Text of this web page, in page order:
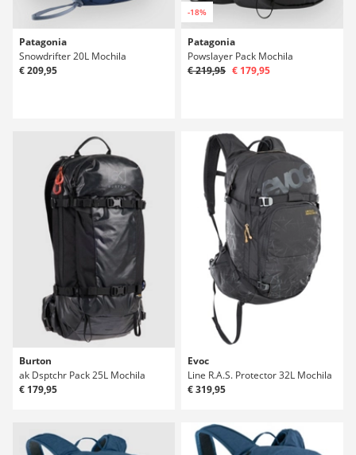
Patagonia
Snowdrifter 20L Mochila
€ 209,95
-18%
Patagonia
Powslayer Pack Mochila
€ 219,95 € 179,95
Burton
ak Dsptchr Pack 25L Mochila
€ 179,95
Evoc
Line R.A.S. Protector 32L Mochila
€ 319,95